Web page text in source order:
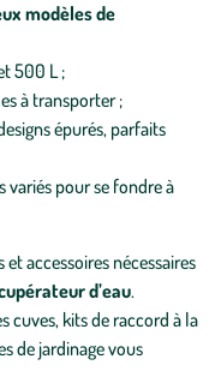
modèles de
500 L ;
à transporter ;
épurés, parfaits
variés pour se fondre à
accessoires nécessaires
d’eau.
cuves, kits de raccord à la
de jardinage vous